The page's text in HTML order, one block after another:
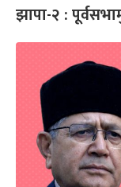
झापा-२ :